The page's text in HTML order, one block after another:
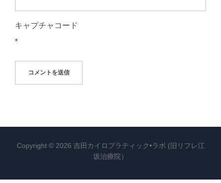
キャプチャコード
*
Copyright © 2026 吉田カイロプラティック•ラボ (旧リフレ江
坂治療院）